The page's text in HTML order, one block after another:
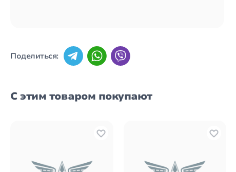
Поделиться:
С этим товаром покупают